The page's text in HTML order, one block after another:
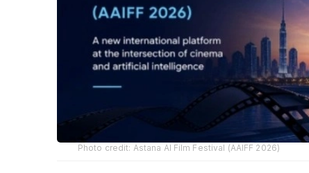
Photo credit: Astana AI Film Festival (AAIFF 2026)